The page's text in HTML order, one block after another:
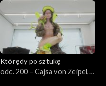
Którędy po sztukę
odc. 200 – Cajsa von Zeipel,